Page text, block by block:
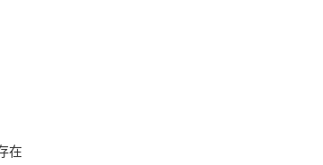
在